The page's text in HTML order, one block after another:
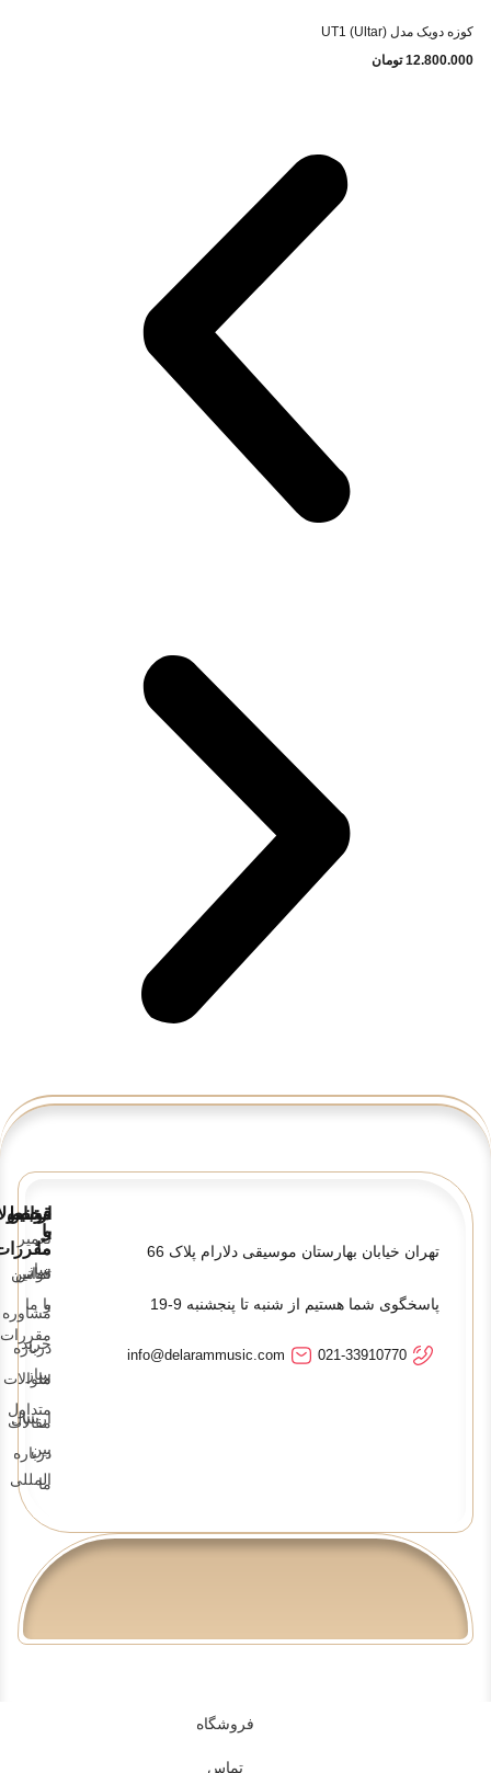
کوزه دویک مدل UT1 (Ultar)
12.800.000 تومان
تهران خیابان بهارستان موسیقی دلارام پلاک 66
پاسخگوی شما هستیم از شنبه تا پنجشنبه 9-19
021-33910770
info@delarammusic.com
تعمیر
ساز
مشاوره
خرید
ساز
ارسال
بین
المللی
قوانین
و
قوانین
و
مقررات
سوالات
متداول
درباره
ما
ارتباط
با
ما
تماس
با ما
درباره
ما
مقالات
فروشگاه
تماس